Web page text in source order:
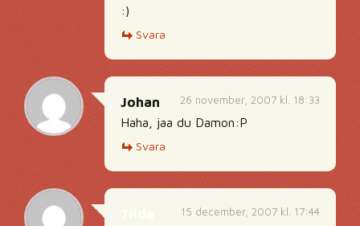
:)
Svara
26 november, 2007 kl. 18:33
Johan
Haha, jaa du Damon:P
Svara
15 december, 2007 kl. 17:44